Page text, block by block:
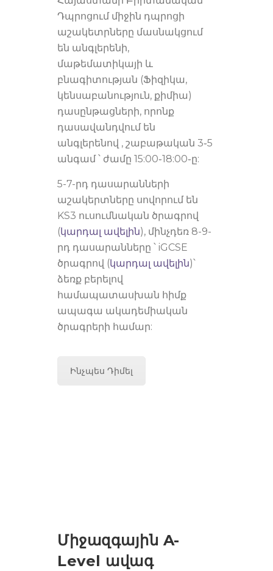
Դպրոցում միջին դպրոցի
աշակետրները մասնակցում
են անգլերենի,
մաթեմատիկայի և
բնագիտության (Ֆիզիկա,
կենսաբանություն, քիմիա)
դասընթացների, որոնք
դասավանդվում են
անգլերենով , շաբաթական 3֊5
անգամ ՝ ժամը 15:00֊18:00֊ը:
5-7-րդ դասարանների
աշակերտները սովորում են
KS3 ուսումնական ծրագրով
(կարդալ ավելին), մինչդեռ 8-9-
րդ դասարանները ՝ iGCSE
ծրագրով (կարդալ ավելին)՝
ձեռք բերելով
համապատասխան հիմք
ապագա ակադեմիական
ծրագրերի համար:
Ինչպես Դիմել
Միջազգային A-
Level ավագ